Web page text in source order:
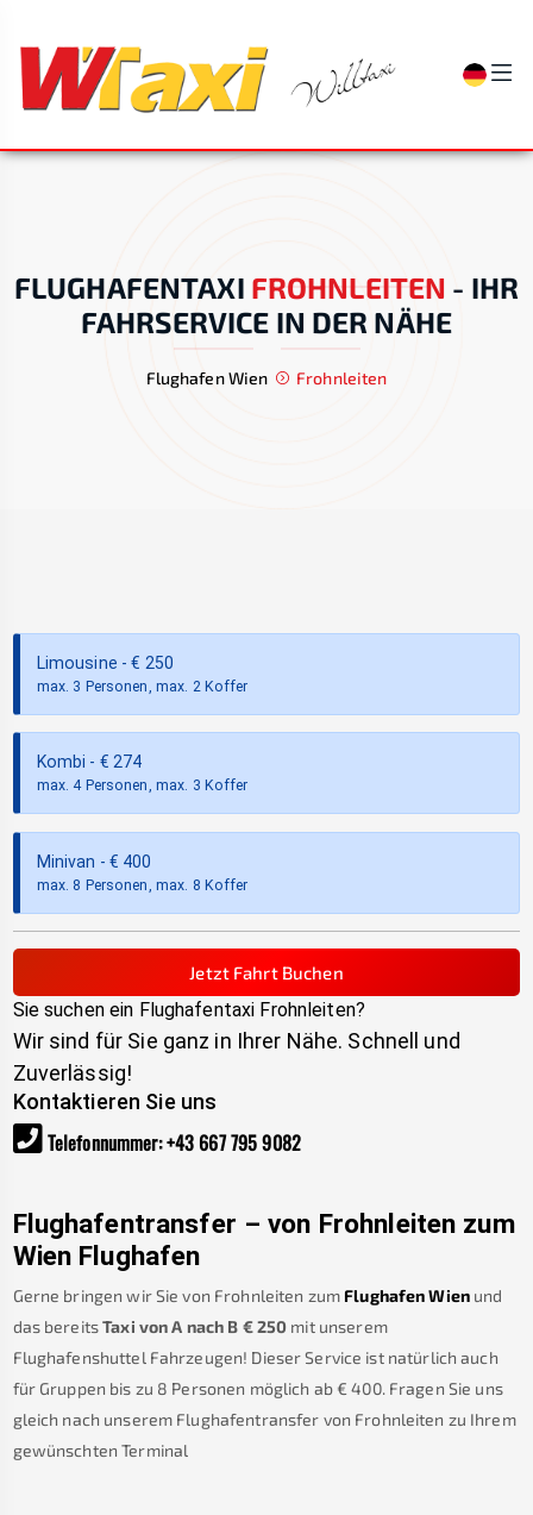
FLUGHAFENTAXI FROHNLEITEN - IHR
FAHRSERVICE IN DER NÄHE
Flughafen Wien Frohnleiten
Limousine - € 250
max. 3 Personen, max. 2 Koffer
Kombi - € 274
max. 4 Personen, max. 3 Koffer
Minivan - € 400
max. 8 Personen, max. 8 Koffer
Jetzt Fahrt Buchen
Sie suchen ein Flughafentaxi Frohnleiten?
Wir sind für Sie ganz in Ihrer Nähe. Schnell und
Zuverlässig!
Kontaktieren Sie uns
Telefonnummer:+43 667 795 9082
Flughafentransfer – von Frohnleiten zum
Wien Flughafen
Gerne bringen wir Sie von Frohnleiten zum Flughafen Wien und
das bereitsTaxi von A nach B €250 mit unserem
Flughafenshuttel Fahrzeugen! Dieser Service ist natürlich auch
für Gruppen bis zu 8 Personen möglich ab € 400. Fragen Sie uns
gleich nach unserem Flughafentransfer von Frohnleiten zu Ihrem
gewünschten Terminal